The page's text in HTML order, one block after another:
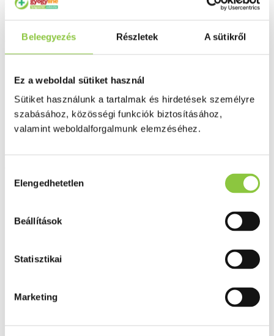
Beleegyezés Részletek A sütikről
Ez a weboldal sütiket használ
Sütiket használunk a tartalmak és hirdetések személyre
szabásához, közösségi funkciók biztosításához,
valamint weboldalforgalmunk elemzéséhez.
kiválasztása
Elengedhetetlen
Beállítások
Statisztikai
Marketing
Elysium kullancs- és szúnyogriasztó tapasz dínós (0-3éves
Elysium kullancs- és
3éves korig) 60 db